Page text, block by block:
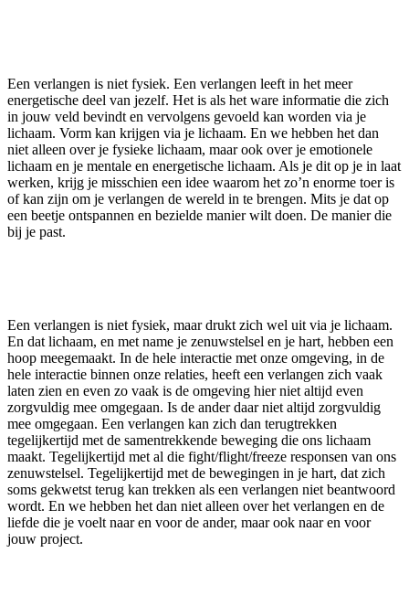
Een verlangen is niet fysiek. Een verlangen leeft in het meer
energetische deel van jezelf. Het is als het ware informatie die zich
in jouw veld bevindt en vervolgens gevoeld kan worden via je
lichaam. Vorm kan krijgen via je lichaam. En we hebben het dan
niet alleen over je fysieke lichaam, maar ook over je emotionele
lichaam en je mentale en energetische lichaam. Als je dit op je in laat
werken, krijg je misschien een idee waarom het zo’n enorme toer is
of kan zijn om je verlangen de wereld in te brengen. Mits je dat op
een beetje ontspannen en bezielde manier wilt doen. De manier die
bij je past.
Een verlangen is niet fysiek, maar drukt zich wel uit via je lichaam.
En dat lichaam, en met name je zenuwstelsel en je hart, hebben een
hoop meegemaakt. In de hele interactie met onze omgeving, in de
hele interactie binnen onze relaties, heeft een verlangen zich vaak
laten zien en even zo vaak is de omgeving hier niet altijd even
zorgvuldig mee omgegaan. Is de ander daar niet altijd zorgvuldig
mee omgegaan. Een verlangen kan zich dan terugtrekken
tegelijkertijd met de samentrekkende beweging die ons lichaam
maakt. Tegelijkertijd met al die fight/flight/freeze responsen van ons
zenuwstelsel. Tegelijkertijd met de bewegingen in je hart, dat zich
soms gekwetst terug kan trekken als een verlangen niet beantwoord
wordt. En we hebben het dan niet alleen over het verlangen en de
liefde die je voelt naar en voor de ander, maar ook naar en voor
jouw project.